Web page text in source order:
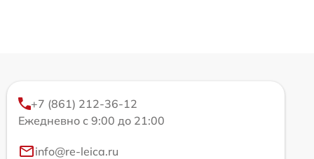
+7 (861) 212-36-12
Ежедневно с 9:00 до 21:00
info@re-leica.ru